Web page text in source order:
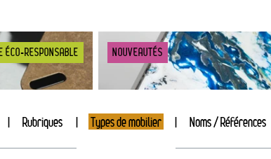
ÉCO-RESPONSABLE NOUVEAUTÉS
Rubriques Types de mobilier Noms / Références